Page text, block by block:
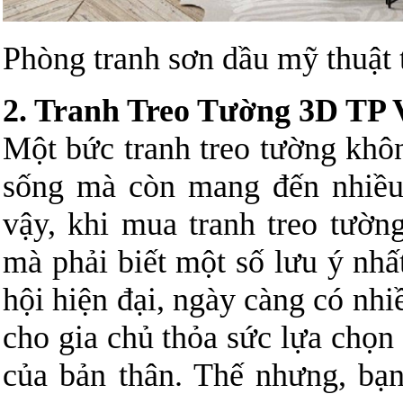
Phòng tranh sơn dầu mỹ
2. Tranh Treo Tường 3D TP
Một bức tranh treo tường
sống mà còn mang đến
vậy, khi mua tranh treo
mà phải biết một số lưu ý
hội hiện đại, ngày càng có
cho gia chủ thỏa sức lựa
của bản thân. Thế nhưng,